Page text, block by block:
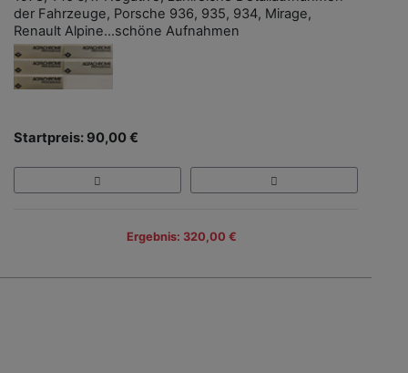
der Fahrzeuge, Porsche 936, 935, 934, Mirage,
Renault Alpine…schöne Aufnahmen
Startpreis: 90,00 €
Ergebnis: 320,00 €